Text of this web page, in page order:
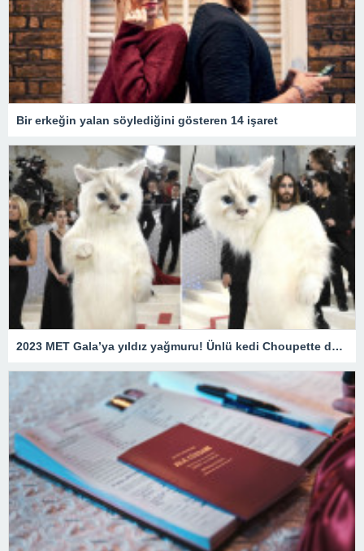
Bir erkeğin yalan söylediğini gösteren 14 işaret
2023 MET Gala’ya yıldız yağmuru! Ünlü kedi Choupette de unutulmadı